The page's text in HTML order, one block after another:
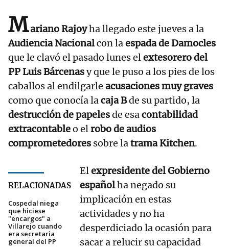
Mariano Rajoyha llegado este jueves a la
Audiencia Nacionalcon laespada de Damocles
que le clavó el pasado lunes elextesorero del
PP Luis Bárcenasy que le puso a los pies de los
caballos al endilgarle acusaciones muy graves
como que conocía lacaja Bde su partido, la
destrucción de papelesde esacontabilidad
extracontableo elrobo de audios
comprometedores sobre latrama Kitchen.
RELACIONADAS
Cospedal niega
que hiciese
"encargos" a
Villarejo cuando
era secretaria
general del PP
Elexpresidente del Gobierno
españolha negado su
implicación en estas
actividades y no ha
desperdiciado la ocasión para
sacar a relucir su capacidad